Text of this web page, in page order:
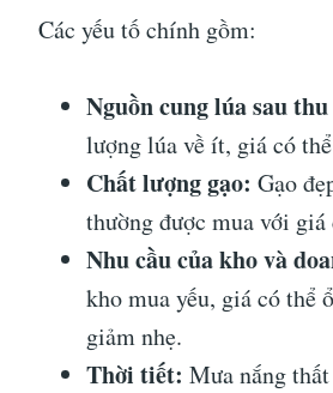
Các yếu tố chính gồm:
Nguồn cung lúa sau
lượng lúa về ít, giá có
Chất lượng gạo: Gạo
thường được mua với giá
Nhu cầu của kho và
kho mua yếu, giá có thể
giảm nhẹ.
Thời tiết: Mưa nắng